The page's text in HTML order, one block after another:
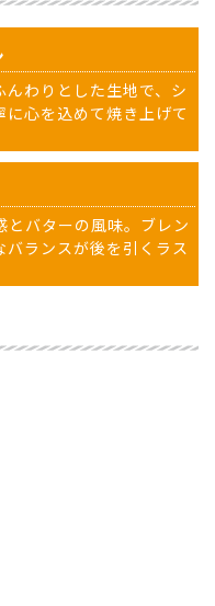
んわりとした生地で、シ
心を込めて焼き上げて
とバターの風味。ブレン
バランスが後を引くラス